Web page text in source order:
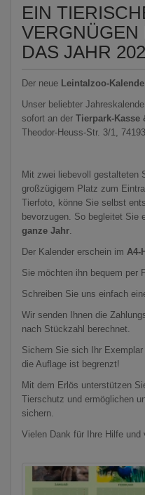
EIN
VERGNÜGEN
DAS JAHR
Der neue Leintalzoo-
Unser beliebter
sofort an der Tierpark-Kasse
Theodor-Heuss-Str. 3/1,
Mit zwei liebevoll gestalteten
großzügigem Platz zum
Tierfoto, könne Sie selbst
bevorzugen. So begleitet Sie
ganze Jahr
Der Kalender erschein im A4-
Sie möchten ihn bequem per
Schreiben Sie uns einfach
Wir senden Ihnen die
nach Stückzahl berechnet.
Sichern Sie sich Ihr
die Auflage ist begrenzt!
Mit dem Erlös unterstützen
Tierschutz und ermöglichen
sichern.
Vielen Dank für Ihre Hilfe